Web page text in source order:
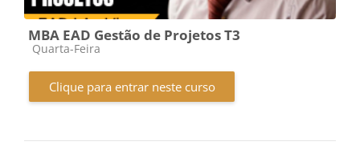
MBA EAD Gestão de Projetos T3
Categoria do curso
Quarta-Feira
Clique para entrar neste curso